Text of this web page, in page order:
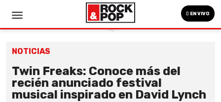
EN VIVO
NOTICIAS
Twin Freaks: Conoce más del
recién anunciado festival
musical inspirado en David Lynch